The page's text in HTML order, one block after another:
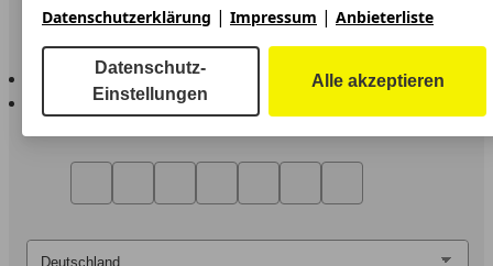
In Verbindung bleiben
AutoScout24 für iOS
AutoScout24 für Android
Datenschutzerklärung | Impressum | Anbieterliste
Datenschutz-
Einstellungen
Alle akzeptieren